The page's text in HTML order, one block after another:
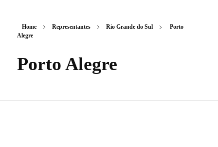
Home Representantes Rio Grande do Sul
Porto
Alegre
Porto Alegre